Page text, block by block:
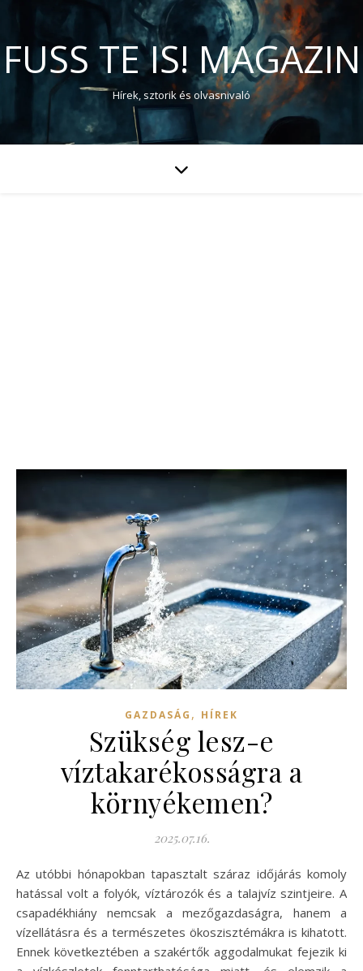
FUSS TE IS! MAGAZIN
Hírek, sztorik és olvasnivaló
GAZDASÁG , HÍREK
Szükség lesz-e
víztakarékosságra a
környékemen?
2025.07.16.
Az utóbbi hónapokban tapasztalt száraz időjárás komoly
hatással volt a folyók, víztározók és a talajvíz szintjeire. A
csapadékhiány nemcsak a mezőgazdaságra, hanem a
vízellátásra és a természetes ökoszisztémákra is kihatott.
Ennek következtében a szakértők aggodalmukat fejezik ki